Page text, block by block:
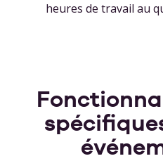
heures de travail au